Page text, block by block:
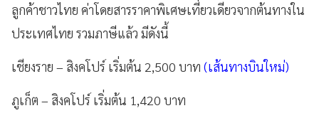
ลูกค้าชาวไทย ค่าโดยสารราคาพิเศษเที่ยวเดียวจากต้นทางใน
ประเทศไทย รวมภาษีแล้ว มีดังนี้
เชียงราย – สิงคโปร์ เริ่มต้น 2,500 บาท (เส้นทางบินใหม่)
ภูเก็ต – สิงคโปร์ เริ่มต้น 1,420 บาท